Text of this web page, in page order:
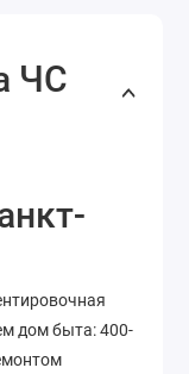
ЧС
дом быта: 400-